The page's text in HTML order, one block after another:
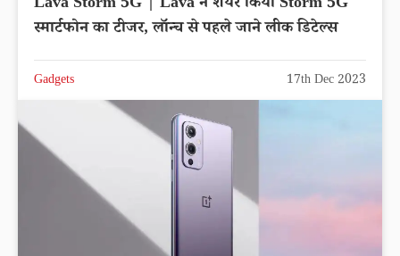
स्मार्टफोन का टीजर, लॉन्च से पहले जाने लीक डिटेल्स
Gadgets 17th Dec 2023